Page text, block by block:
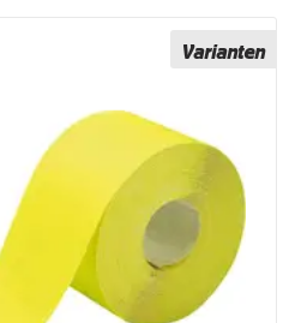
Varianten